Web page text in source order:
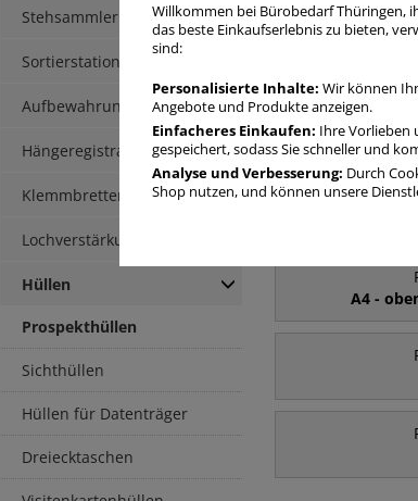
Stehsammler
Sortierstationen / Ablagen
Aufbewahrungsbox
Hängeregistratur
Klemmbretter / -mappen
Lochverstärkung
Hüllen
Prospekthüllen
Sichthüllen
Hüllen für Datenträger
Dreiecktaschen
A4 -
Willkommen bei Bürobedarf Thüringen,
das beste Einkaufserlebnis zu bieten,
sind:
Personalisierte Inhalte: Wir können
Angebote und Produkte anzeigen.
Einfacheres Einkaufen: Ihre Vorlieben
gespeichert, sodass Sie schneller und
Analyse und Verbesserung: Durch
Shop nutzen, und können unsere